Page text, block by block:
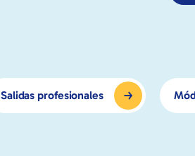
Salidas profesionales